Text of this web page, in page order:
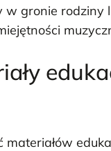
gronie rodziny